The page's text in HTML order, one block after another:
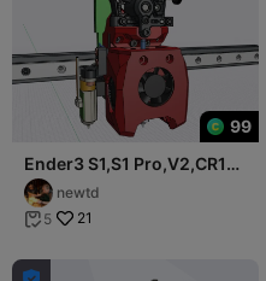
99
Ender3 S1,S1 Pro,V2,CR10
ALL I3 PRINTER UPGRADE
TOOLHEAD
newtd
 5 21